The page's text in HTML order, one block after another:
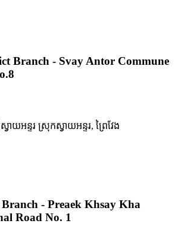
Branch - Svay Antor Commune
ាយអន្ទរ ស្រុកស្វាយអន្ទរ, ព្រៃវែង
- Preaek Khsay Kha
Road No. 1